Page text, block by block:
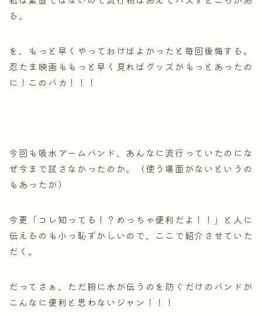
る。
を、もっと早くやっておけばよかったと毎回後悔する。
忍たま映画ももっと早く見ればグッズがもっとあったの
に！このバカ！！！
今回も吸水アームバンド、あんなに流行っていたのにな
ぜ今まで試さなかったのか。（使う場面がないというの
もあったが）
今更「コレ知ってる！？めっちゃ便利だよ！！」と人に
伝えるのも小っ恥ずかしいので、ここで紹介させていた
だく。
だってさぁ、ただ腕に水が伝うのを防ぐだけのバンドが
こんなに便利と思わないジャン！！！